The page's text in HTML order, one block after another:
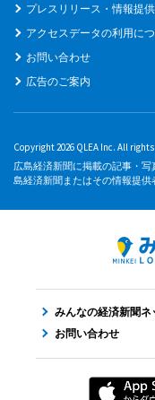
プレスリリース・情報提
アクセスデータの利用に
お問い合わせ
広告のご案内
Copyright 2026 QLEA Inc. All
広島経済新聞に掲載の記事・
島経済新聞またはその情報提供
みんなの経済新聞ネ
お問い合わせ